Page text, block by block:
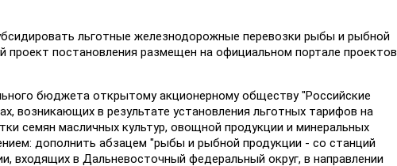
льготные железнодорожные перевозки рыбы и рыбной
постановления размещен на официальном портале проектов
бюджета открытому акционерному обществу "Российские
возникающих в результате установления льготных тарифов на
семян масличных культур, овощной продукции и минеральных
дополнить абзацем "рыбы и рыбной продукции - со станций
входящих в Дальневосточный федеральный округ, в направлении